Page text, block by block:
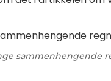
sammenhengende